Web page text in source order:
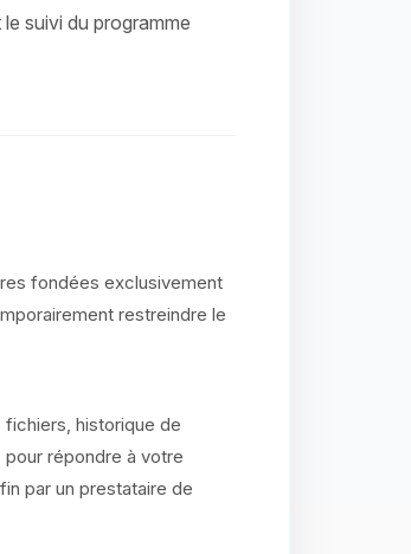
suivi du programme
fondées exclusivement
restreindre le
fichiers, historique de
répondre à votre
par un prestataire de